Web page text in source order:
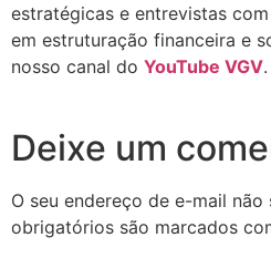
estratégicas e entrevistas
em estruturação financeira e
nosso canal do YouTube VGV.
Deixe um
O seu endereço de e-mail não
obrigatórios são marcados